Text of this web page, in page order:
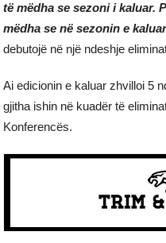
të mëdha se sezoni i kaluar.
mëdha se në sezonin e
debutojë në një ndeshje
Ai edicionin e kaluar zhvilloi 5
gjitha ishin në kuadër të
Konferencës.